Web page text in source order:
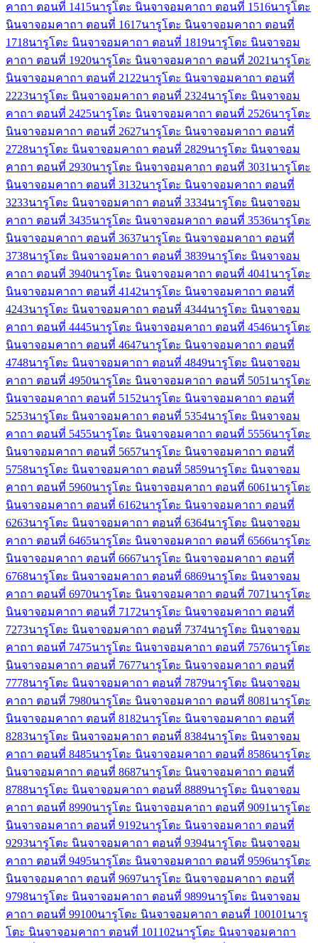
คาถา ตอนที่ 1415นารูโตะ นินจาจอมคาถา ตอนที่ 1516นารูโตะ
นินจาจอมคาถา ตอนที่ 1617นารูโตะ นินจาจอมคาถา ตอนที่
1718นารูโตะ นินจาจอมคาถา ตอนที่ 1819นารูโตะ นินจาจอม
คาถา ตอนที่ 1920นารูโตะ นินจาจอมคาถา ตอนที่ 2021 นารูโตะ
นินจาจอมคาถา ตอนที่ 21 22นารูโตะ นินจาจอมคาถา ตอนที่
2223นารูโตะ นินจาจอมคาถา ตอนที่ 2324นารูโตะ นินจาจอม
คาถา ตอนที่ 2425นารูโตะ นินจาจอมคาถา ตอนที่ 2526นารูโตะ
นินจาจอมคาถา ตอนที่ 2627นารูโตะ นินจาจอมคาถา ตอนที่
2728นารูโตะ นินจาจอมคาถา ตอนที่ 2829นารูโตะ นินจาจอม
คาถา ตอนที่ 2930นารูโตะ นินจาจอมคาถา ตอนที่ 3031 นารูโตะ
นินจาจอมคาถา ตอนที่ 3132นารูโตะ นินจาจอมคาถา ตอนที่
3233นารูโตะ นินจาจอมคาถา ตอนที่ 3334นารูโตะ นินจาจอม
คาถา ตอนที่ 3435นารูโตะ นินจาจอมคาถา ตอนที่ 3536นารูโตะ
นินจาจอมคาถา ตอนที่ 3637นารูโตะ นินจาจอมคาถา ตอนที่
3738นารูโตะ นินจาจอมคาถา ตอนที่ 3839นารูโตะ นินจาจอม
คาถา ตอนที่ 3940นารูโตะ นินจาจอมคาถา ตอนที่ 4041 นารูโตะ
นินจาจอมคาถา ตอนที่ 4142นารูโตะ นินจาจอมคาถา ตอนที่
4243นารูโตะ นินจาจอมคาถา ตอนที่ 4344นารูโตะ นินจาจอม
คาถา ตอนที่ 4445นารูโตะ นินจาจอมคาถา ตอนที่ 4546นารูโตะ
นินจาจอมคาถา ตอนที่ 4647นารูโตะ นินจาจอมคาถา ตอนที่
4748นารูโตะ นินจาจอมคาถา ตอนที่ 4849นารูโตะ นินจาจอม
คาถา ตอนที่ 4950นารูโตะ นินจาจอมคาถา ตอนที่ 5051 นารูโตะ
นินจาจอมคาถา ตอนที่ 51 52นารูโตะ นินจาจอมคาถา ตอนที่
5253นารูโตะ นินจาจอมคาถา ตอนที่ 5354นารูโตะ นินจาจอม
คาถา ตอนที่ 5455นารูโตะ นินจาจอมคาถา ตอนที่ 5556นารูโตะ
นินจาจอมคาถา ตอนที่ 5657นารูโตะ นินจาจอมคาถา ตอนที่
5758นารูโตะ นินจาจอมคาถา ตอนที่ 5859นารูโตะ นินจาจอม
คาถา ตอนที่ 5960นารูโตะ นินจาจอมคาถา ตอนที่ 6061 นารูโตะ
นินจาจอมคาถา ตอนที่ 6162นารูโตะ นินจาจอมคาถา ตอนที่
6263นารูโตะ นินจาจอมคาถา ตอนที่ 6364นารูโตะ นินจาจอม
คาถา ตอนที่ 6465นารูโตะ นินจาจอมคาถา ตอนที่ 6566นารูโตะ
นินจาจอมคาถา ตอนที่ 6667นารูโตะ นินจาจอมคาถา ตอนที่
6768นารูโตะ นินจาจอมคาถา ตอนที่ 6869นารูโตะ นินจาจอม
คาถา ตอนที่ 6970นารูโตะ นินจาจอมคาถา ตอนที่ 7071 นารูโตะ
นินจาจอมคาถา ตอนที่ 71 72นารูโตะ นินจาจอมคาถา ตอนที่
7273นารูโตะ นินจาจอมคาถา ตอนที่ 7374นารูโตะ นินจาจอม
คาถา ตอนที่ 7475นารูโตะ นินจาจอมคาถา ตอนที่ 7576นารูโตะ
นินจาจอมคาถา ตอนที่ 7677นารูโตะ นินจาจอมคาถา ตอนที่
7778นารูโตะ นินจาจอมคาถา ตอนที่ 7879นารูโตะ นินจาจอม
คาถา ตอนที่ 7980นารูโตะ นินจาจอมคาถา ตอนที่ 8081 นารูโตะ
นินจาจอมคาถา ตอนที่ 8182นารูโตะ นินจาจอมคาถา ตอนที่
8283นารูโตะ นินจาจอมคาถา ตอนที่ 8384นารูโตะ นินจาจอม
คาถา ตอนที่ 8485นารูโตะ นินจาจอมคาถา ตอนที่ 8586นารูโตะ
นินจาจอมคาถา ตอนที่ 8687นารูโตะ นินจาจอมคาถา ตอนที่
8788นารูโตะ นินจาจอมคาถา ตอนที่ 8889นารูโตะ นินจาจอม
คาถา ตอนที่ 8990นารูโตะ นินจาจอมคาถา ตอนที่ 9091 นารูโตะ
นินจาจอมคาถา ตอนที่ 9192นารูโตะ นินจาจอมคาถา ตอนที่
9293นารูโตะ นินจาจอมคาถา ตอนที่ 9394นารูโตะ นินจาจอม
คาถา ตอนที่ 9495นารูโตะ นินจาจอมคาถา ตอนที่ 9596นารูโตะ
นินจาจอมคาถา ตอนที่ 9697นารูโตะ นินจาจอมคาถา ตอนที่
9798นารูโตะ นินจาจอมคาถา ตอนที่ 9899นารูโตะ นินจาจอม
คาถา ตอนที่ 99100นารูโตะ นินจาจอมคาถา ตอนที่ 100101 นารู
โตะ นินจาจอมคาถา ตอนที่ 101 102นารูโตะ นินจาจอมคาถา